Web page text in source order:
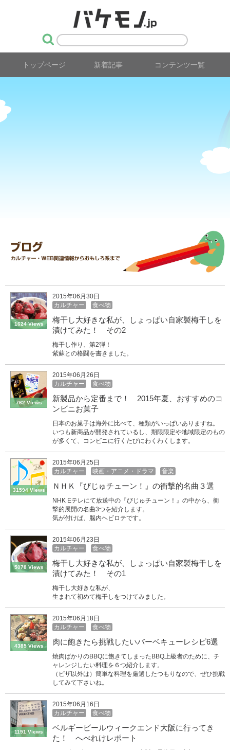
トップページ 新着記事 コンテンツ一覧
1624 Views
2015年06月30日
カルチャー
食べ物
梅干し大好きな私が、しょっぱい自家製梅干しを
漬けてみた！ その2
梅干し作り、第2弾！
紫蘇との格闘を書きました。
762 Views
2015年06月26日
カルチャー
食べ物
新製品から定番まで！ 2015年夏、おすすめのコ
ンビニお菓子
日本のお菓子は海外に比べて、種類がいっぱいありますね。
いつも新商品が開発されているし、期限限定や地域限定のもの
が多くて、コンビニに行くたびにわくわくします。
31594 Views
2015年06月25日
カルチャー
映画・アニメ・ドラマ 音楽
ＮＨＫ『びじゅチューン！』の衝撃的名曲３選
NHK Eテレにて放送中の『びじゅチューン！』の中から、衝
撃的展開の名曲3つを紹介します。
気が付けば、脳内ヘビロテです。
5078 Views
2015年06月23日
カルチャー
食べ物
梅干し大好きな私が、しょっぱい自家製梅干しを
漬けてみた！ その1
梅干し大好きな私が、
生まれて初めて梅干しをつけてみました。
4385 Views
2015年06月18日
カルチャー
食べ物
肉に飽きたら挑戦したいバーベキューレシピ6選
焼肉ばかりのBBQに飽きてしまったBBQ上級者のために、チ
ャレンジしたい料理を６つ紹介します。
（ピザ以外は）簡単な料理を厳選したつもりなので、ぜひ挑戦
してみて下さいね。
1191 Views
2015年06月16日
カルチャー
食べ物
ベルギービールウィークエンド大阪に行ってき
た！ へべれけレポート